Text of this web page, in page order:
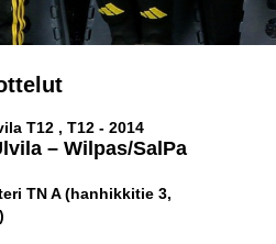
T12 , T12 - 2014
– Wilpas/SalPa
TN A (hanhikkitie 3,